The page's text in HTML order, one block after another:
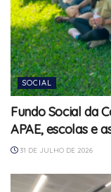
SOCIAL
Fundo Social da
APAE, escolas e
31 DE JULHO DE 2026